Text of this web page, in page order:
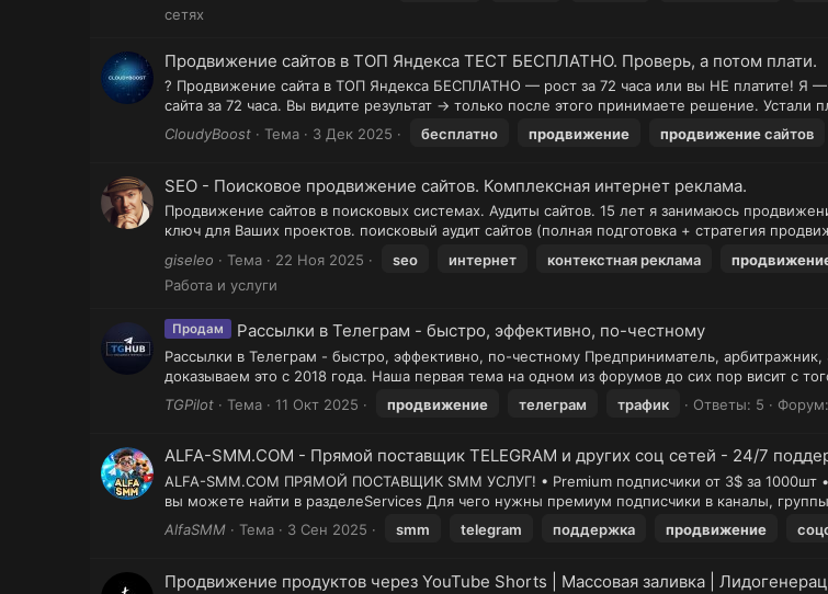
сетях
Продвижение сайтов в ТОП Яндекса ТЕСТ БЕСПЛАТНО. Проверь, а потом плати.
? Продвижение сайта в ТОП Яндекса БЕСПЛАТНО — рост за 72 часа или вы НЕ платите! Я
сайта за 72 часа. Вы видите результат → только после этого принимаете решение. Устали
CloudyBoost
Тема 3 Дек 2025 бесплатно продвижение продвижениесайтов
SEO - Поисковое продвижение сайтов. Комплексная интернет реклама.
Продвижение сайтов в поисковых системах. Аудиты сайтов. 15 лет я занимаюсь
ключ для Ваших проектов. поисковый аудит сайтов (полная подготовка + стратегия
giseleo
Тема 22 Ноя 2025 seo интернет контекстная реклама
Работа и услуги
Продам Рассылки в Телеграм - быстро, эффективно, по-честному
Рассылки в Телеграм - быстро, эффективно, по-честному Предприниматель,
доказываем это с 2018 года. Наша первая тема на одном из форумов до сих пор висит с
TGPilot
Тема 11 Окт 2025 продвижение телеграм трафик Ответы: 5 Форум:
ALFA-SMM.COM - Прямой поставщик TELEGRAM и других соц сетей - 24/7
ALFA-SMM.COM ПРЯМОЙ ПОСТАВЩИК SMM УСЛУГ! • Premium подписчики от 3$ за 1000шт
вы можете найти в разделеServices Для чего нужны премиум подписчики в каналы,
AlfaSMM
Тема 3 Сен 2025 smm telegram поддержка продвижение
Продвижение продуктов через YouTube Shorts | Массовая заливка |